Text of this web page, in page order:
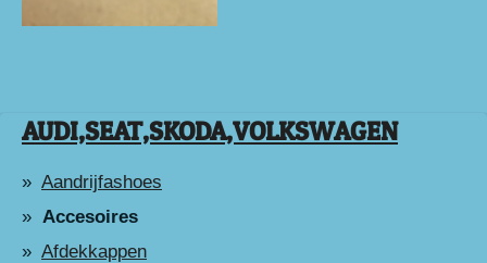
AUDI,SEAT,SKODA,VOLKSWAGEN
Aandrijfashoes
Accesoires
Afdekkappen